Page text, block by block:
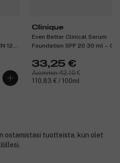
126
Clinique
Even Better Clinical Serum
Foundation SPF 20 30 ml – CN
33,25 €
Aiemmin 42,10 €
110,83 € / 100ml
ostamistasi tuotteista, kun olet